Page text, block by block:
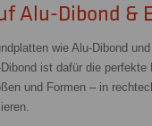
Alu-Dibond &
wie Alu-Dibond
ist dafür die
und Formen – in